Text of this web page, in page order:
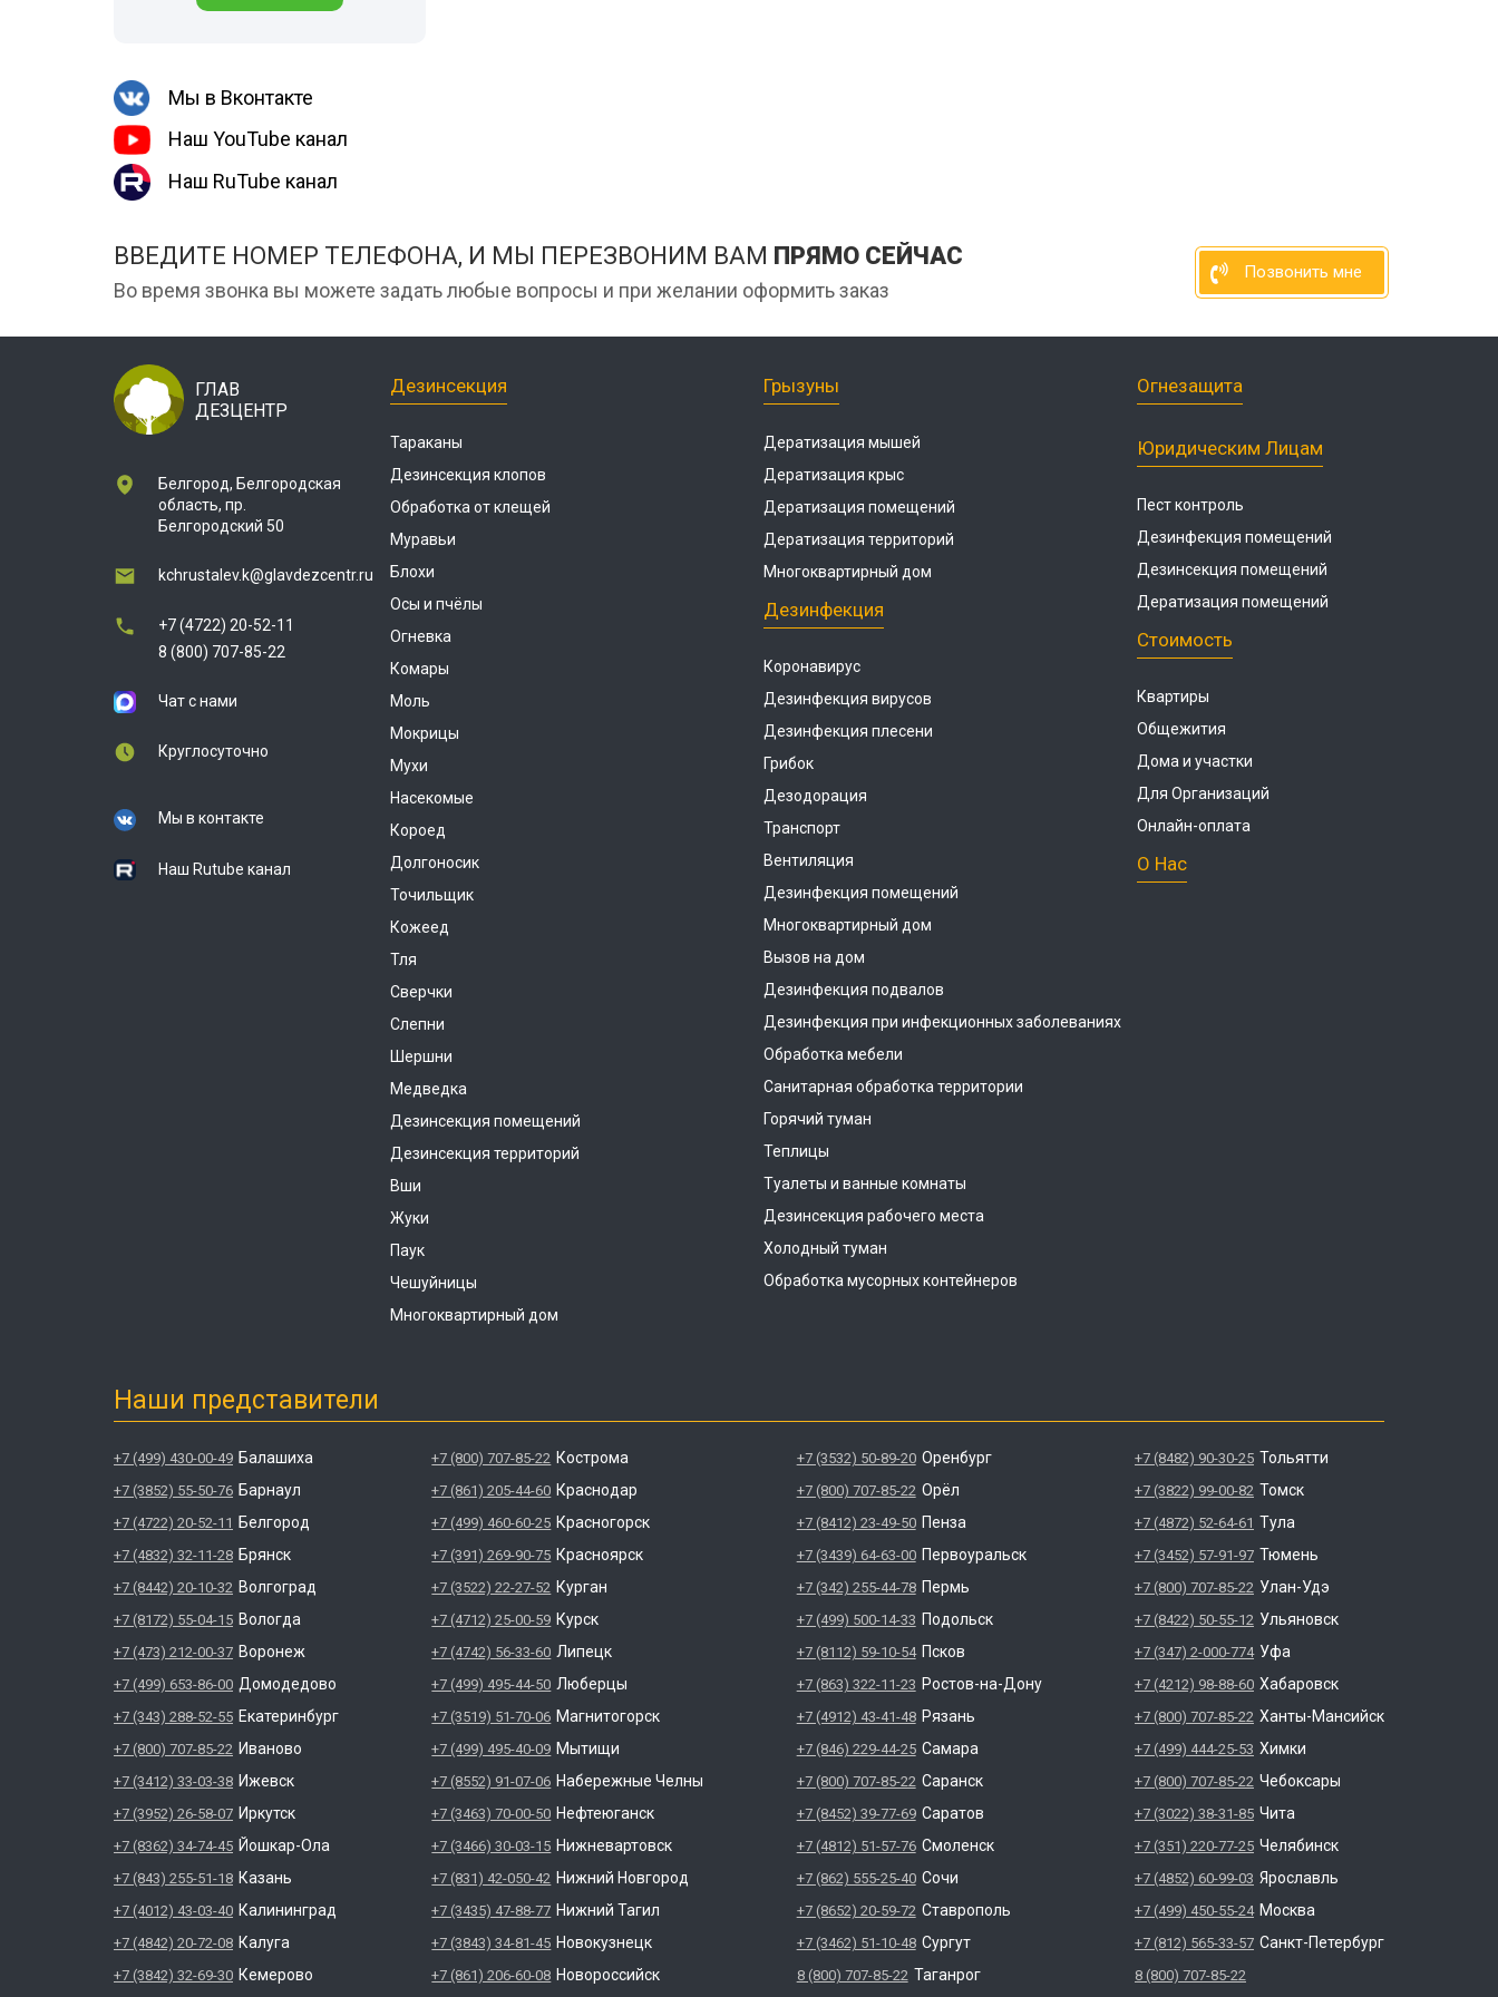
Шершни
Вши
Жуки
Чешуйницы
Многоквартирный дом
Мы в Вконтакте
Наш YouTube канал
Наш RuTube канал
ВВЕДИТЕ НОМЕР ТЕЛЕФОНА, И МЫ ПЕРЕЗВОНИМ ВАМ ПРЯМО СЕЙЧАС
Во время звонка вы можете задать любые вопросы и при желании оформить заказ
Позвонить мне
ГЛАВ
ДЕЗЦЕНТР
Белгород, Белгородская
область, пр.
Белгородский 50
kchrustalev.k@glavdezcentr.ru
+7 (4722) 20-52-11
8 (800) 707-85-22
Чат с нами
Круглосуточно
Мы в контакте
Наш Rutube канал
Дезинсекция
Тараканы
Дезинсекция клопов
Обработка от клещей
Муравьи
Блохи
Осы и пчёлы
Огневка
Комары
Моль
Мокрицы
Мухи
Насекомые
Короед
Долгоносик
Точильщик
Кожеед
Тля
Сверчки
Слепни
Шершни
Медведка
Дезинсекция помещений
Дезинсекция территорий
Вши
Жуки
Паук
Чешуйницы
Многоквартирный дом
Грызуны
Дератизация мышей
Дератизация крыс
Дератизация помещений
Дератизация территорий
Многоквартирный дом
Дезинфекция
Коронавирус
Дезинфекция вирусов
Дезинфекция плесени
Грибок
Дезодорация
Транспорт
Вентиляция
Дезинфекция помещений
Многоквартирный дом
Вызов на дом
Дезинфекция подвалов
Дезинфекция при инфекционных заболеваниях
Обработка мебели
Санитарная обработка территории
Горячий туман
Теплицы
Туалеты и ванные комнаты
Дезинсекция рабочего места
Холодный туман
Обработка мусорных контейнеров
Огнезащита
Юридическим Лицам
Пест контроль
Дезинфекция помещений
Дезинсекция помещений
Дератизация помещений
Стоимость
Квартиры
Общежития
Дома и участки
Для Организаций
Онлайн-оплата
О Нас
Наши представители
+7 (499) 430-00-49 Балашиха
+7 (3852) 55-50-76 Барнаул
+7 (4722) 20-52-11 Белгород
+7 (4832) 32-11-28 Брянск
+7 (8442) 20-10-32 Волгоград
+7 (8172) 55-04-15 Вологда
+7 (473) 212-00-37 Воронеж
+7 (499) 653-86-00 Домодедово
+7 (343) 288-52-55 Екатеринбург
+7 (800) 707-85-22 Иваново
+7 (3412) 33-03-38 Ижевск
+7 (3952) 26-58-07 Иркутск
+7 (8362) 34-74-45 Йошкар-Ола
+7 (843) 255-51-18 Казань
+7 (4012) 43-03-40 Калининград
+7 (4842) 20-72-08 Калуга
+7 (3842) 32-69-30 Кемерово
+7 (800) 707-85-22 Кострома
+7 (861) 205-44-60 Краснодар
+7 (499) 460-60-25 Красногорск
+7 (391) 269-90-75 Красноярск
+7 (3522) 22-27-52 Курган
+7 (4712) 25-00-59 Курск
+7 (4742) 56-33-60 Липецк
+7 (499) 495-44-50 Люберцы
+7 (3519) 51-70-06 Магнитогорск
+7 (499) 495-40-09 Мытищи
+7 (8552) 91-07-06 Набережные Челны
+7 (3463) 70-00-50 Нефтеюганск
+7 (3466) 30-03-15 Нижневартовск
+7 (831) 42-050-42 Нижний Новгород
+7 (3435) 47-88-77 Нижний Тагил
+7 (3843) 34-81-45 Новокузнецк
+7 (861) 206-60-08 Новороссийск
+7 (3532) 50-89-20 Оренбург
+7 (800) 707-85-22 Орёл
+7 (8412) 23-49-50 Пенза
+7 (3439) 64-63-00 Первоуральск
+7 (342) 255-44-78 Пермь
+7 (499) 500-14-33 Подольск
+7 (8112) 59-10-54 Псков
+7 (863) 322-11-23 Ростов-на-Дону
+7 (4912) 43-41-48 Рязань
+7 (846) 229-44-25 Самара
+7 (800) 707-85-22 Саранск
+7 (8452) 39-77-69 Саратов
+7 (4812) 51-57-76 Смоленск
+7 (862) 555-25-40 Сочи
+7 (8652) 20-59-72 Ставрополь
+7 (3462) 51-10-48 Сургут
8 (800) 707-85-22 Таганрог
+7 (8482) 90-30-25 Тольятти
+7 (3822) 99-00-82 Томск
+7 (4872) 52-64-61 Тула
+7 (3452) 57-91-97 Тюмень
+7 (800) 707-85-22 Улан-Удэ
+7 (8422) 50-55-12 Ульяновск
+7 (347) 2-000-774 Уфа
+7 (4212) 98-88-60 Хабаровск
+7 (800) 707-85-22 Ханты-Мансийск
+7 (499) 444-25-53 Химки
+7 (800) 707-85-22 Чебоксары
+7 (3022) 38-31-85 Чита
+7 (351) 220-77-25 Челябинск
+7 (4852) 60-99-03 Ярославль
+7 (499) 450-55-24 Москва
+7 (812) 565-33-57 Санкт-Петербург
8 (800) 707-85-22